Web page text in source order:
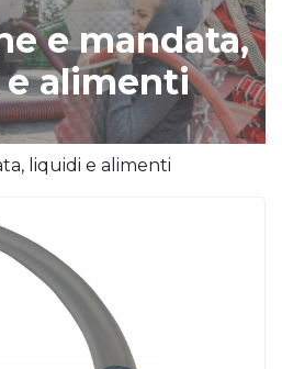
e mandata,
alimenti
liquidi e alimenti